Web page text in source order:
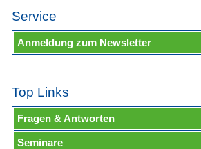
Service
Anmeldung zum Newsletter
Top Links
Fragen & Antworten
Seminare